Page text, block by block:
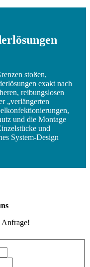
stoßen,
exakt nach
reibungslosen
„verlängerten
und die Montage
und
System-Design
Anfrage!